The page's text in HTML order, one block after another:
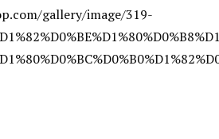
gallery/image/319-